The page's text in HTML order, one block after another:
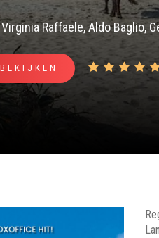
Raffaele, Aldo Baglio,